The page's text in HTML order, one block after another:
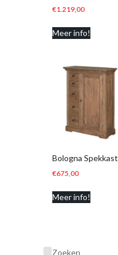
€1.219,00
Meer info!
Bologna Spekkast
€675,00
Meer info!
Zoeken